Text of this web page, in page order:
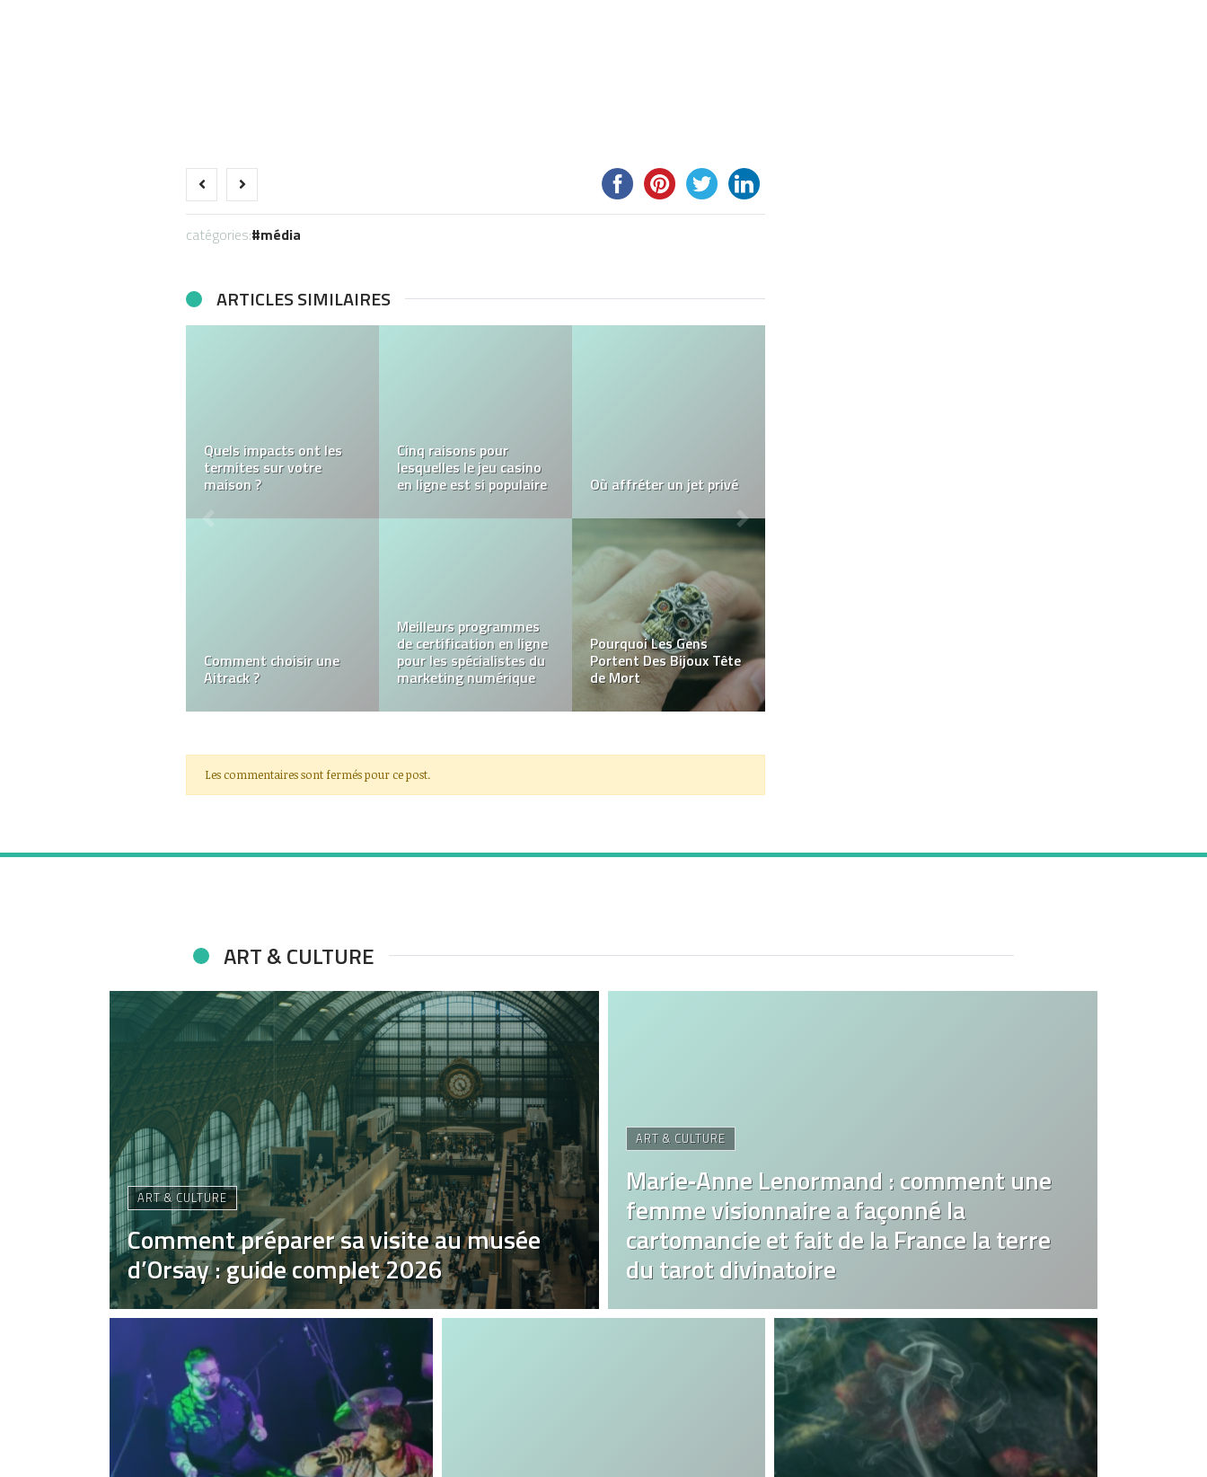
catégories: média
ARTICLES SIMILAIRES
Stratégie digitale au
centre de la croissance
de l’entreprise
Pourquoi mon site
internet ne s’indexe pas
? publicitaire original ?
d’action sur Netflix en
ce moment
Référencement sur
Google : le prix d’une
bonne visibilité
La couleur idéale pour
votre bardage extérieur
Les commentaires sont fermés pour ce post.
ART & CULTURE
ART & CULTURE
Comment préparer sa visite au musée
d’Orsay : guide complet 2026
ART & CULTURE
Marie‑Anne Lenormand : comment une
femme visionnaire a façonné la
cartomancie et fait de la France la terre
du tarot divinatoire